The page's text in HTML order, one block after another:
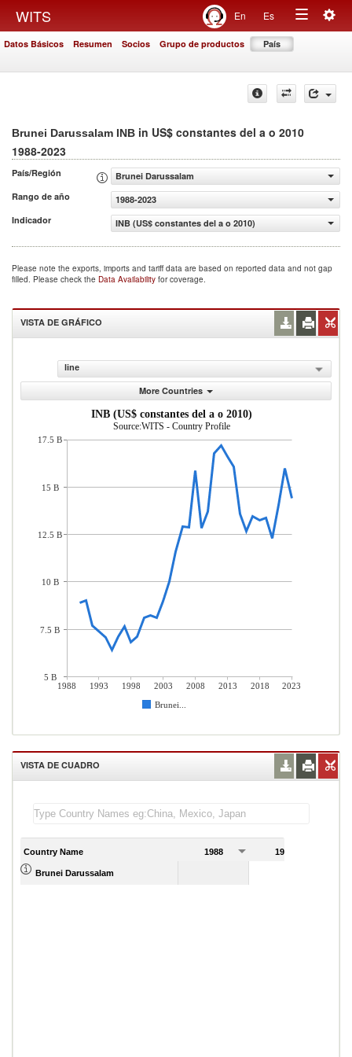
WITS En Es
Toggle
Datos Básicos Resumen Socios Grupo de productos País
Brunei Darussalam INB in US$ constantes del a o 2010
1988-2023
País/Región
Brunei Darussalam
Rango de año
1988-2023
Indicador
INB (US$ constantes del a o 2010)
Please note the exports, imports and tariff data are based on reported data and not gap
filled. Please check the Data Availability for coverage.
VISTA DE GRÁFICO
line
More Countries
INB (US$ constantes del a o 2010)
Source:WITS - Country Profile
1988 1993 1998 2003 2008 2013 2018
2023
Brunei...
17.5 B
15 B
12.5 B
10 B
7.5 B
5 B
VISTA DE CUADRO
Country Name 1988 1989
Brunei Darussalam